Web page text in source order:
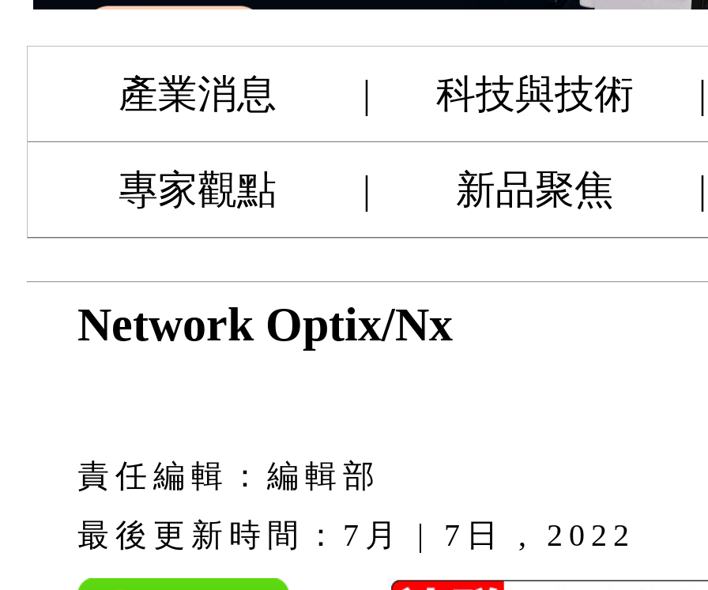
產業消息 | 科技與技術 |
專家觀點 | 新品聚焦 |
Network Optix/Nx
責任編輯：編輯部
最後更新時間：7月 | 7日 , 2022